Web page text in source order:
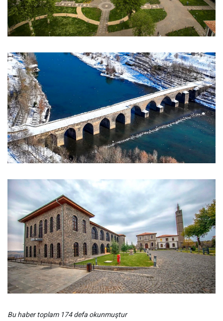
Bu haber toplam 174 defa okunmuştur